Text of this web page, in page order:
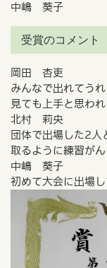
中嶋 葵子
受賞のコメント
岡田 杏吏
みんなで出れてう
見ても上手と思わ
北村 莉央
団体で出場した2人
取るように練習がん
中嶋 葵子
初めて大会に出場し